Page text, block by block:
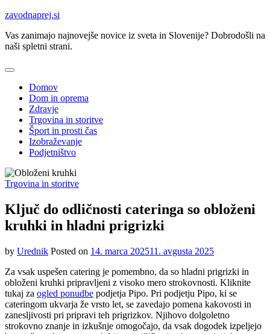
Skip
content
zavodnaprej.si
Vas zanimajo najnovejše novice iz sveta in Slovenije? Dobrodošli na
naši spletni strani.
Domov
Dom in oprema
Zdravje
Trgovina in storitve
Šport in prosti čas
Izobraževanje
Podjetništvo
Trgovina in storitve
Ključ do odličnosti cateringa so obloženi
kruhki in hladni prigrizki
by Urednik Posted on 14. marca 202511. avgusta 2025
Za vsak uspešen catering je pomembno, da so hladni prigrizki in
obloženi kruhki pripravljeni z visoko mero strokovnosti. Kliknite
tukaj za ogled ponudbe podjetja Pipo. Pri podjetju Pipo, ki se
cateringom ukvarja že vrsto let, se zavedajo pomena kakovosti in
zanesljivosti pri pripravi teh prigrizkov. Njihovo dolgoletno
strokovno znanje in izkušnje omogočajo, da vsak dogodek izpeljejo